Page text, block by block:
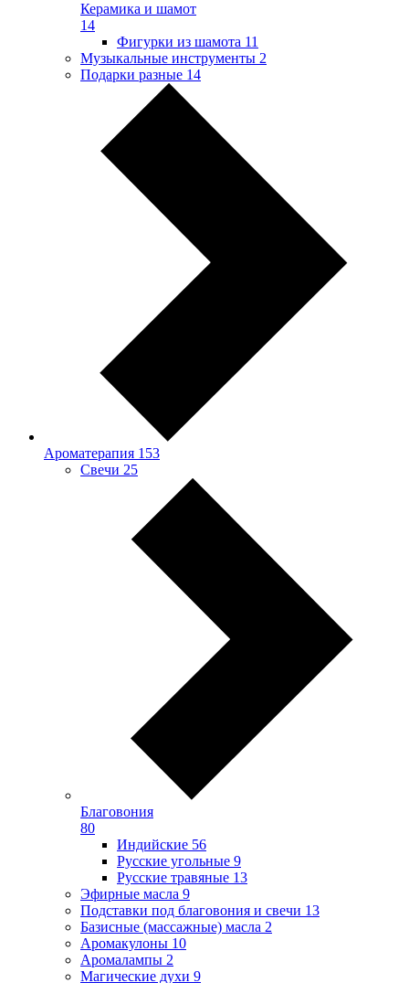
Керамика и шамот
14
Фигурки из шамота 11
Музыкальные инструменты 2
Подарки разные 14
Ароматерапия 153
Свечи 25
Благовония
80
Индийские 56
Русские угольные 9
Русские травяные 13
Эфирные масла 9
Подставки под благовония и свечи 13
Базисные (массажные) масла 2
Аромакулоны 10
Аромалампы 2
Магические духи 9